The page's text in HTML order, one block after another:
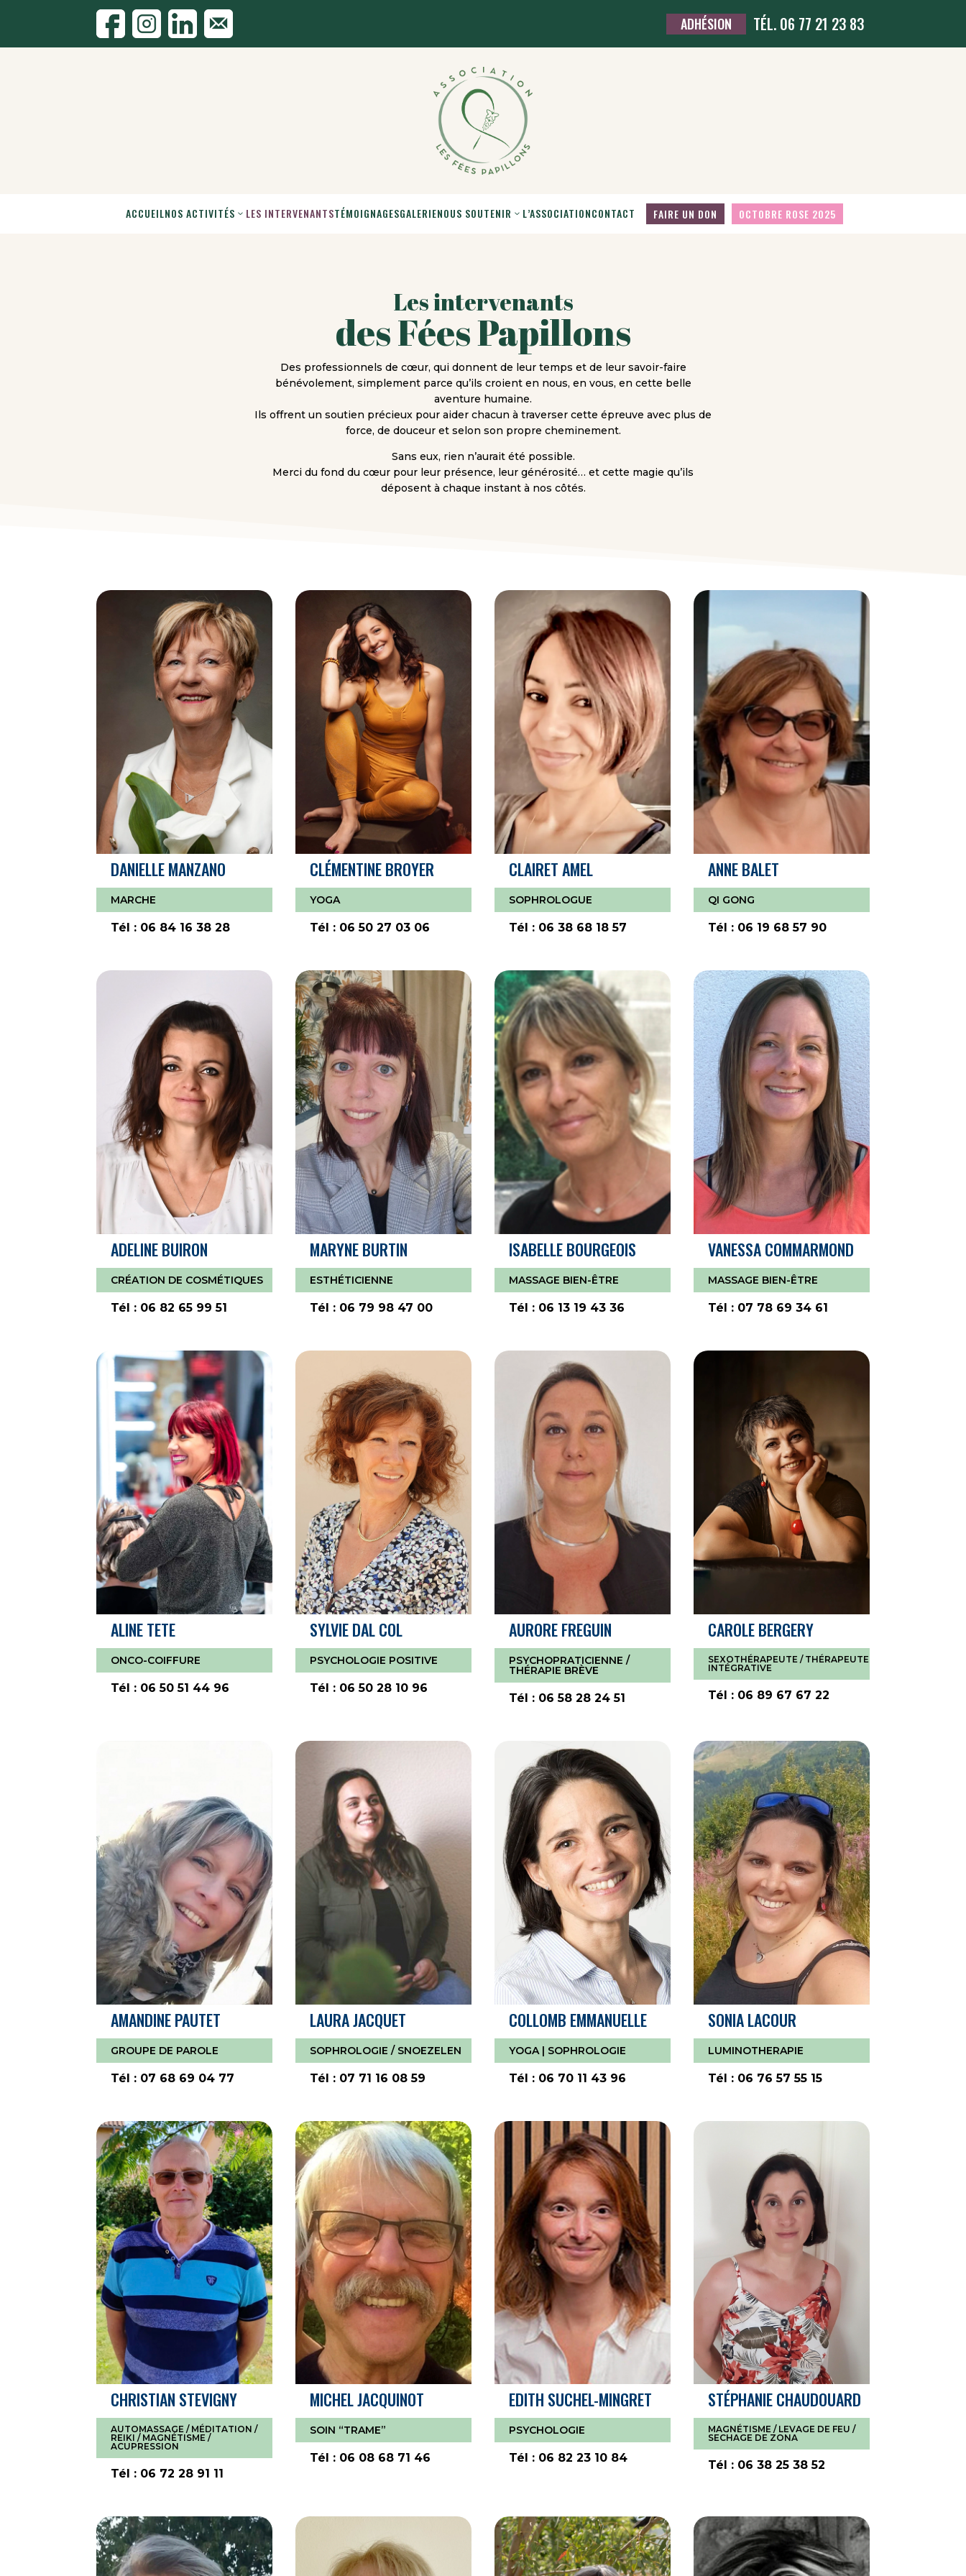
ADHÉSION TÉL. 06 77 21 23 83
ACCUEILNOS ACTIVITÉS LES INTERVENANTSTÉMOIGNAGESGALERIENOUS SOUTENIR L’ASSOCIATIONCONTACT FAIRE UN DON OCTOBRE ROSE 2025
Les intervenants
des Fées Papillons
Des professionnels de cœur, qui donnent de leur temps et de leur savoir-faire
bénévolement, simplement parce qu’ils croient en nous, en vous, en cette belle
aventure humaine.
Ils offrent un soutien précieux pour aider chacun à traverser cette épreuve avec plus de
force, de douceur et selon son propre cheminement.
Sans eux, rien n’aurait été possible.
Merci du fond du cœur pour leur présence, leur générosité… et cette magie qu’ils
déposent à chaque instant à nos côtés.
DANIELLE MANZANO
MARCHE
Tél : 06 84 16 38 28
CLÉMENTINE BROYER
YOGA
Tél : 06 50 27 03 06
CLAIRET AMEL
SOPHROLOGUE
Tél : 06 38 68 18 57
ANNE BALET
QI GONG
Tél : 06 19 68 57 90
ADELINE BUIRON
CRÉATION DE COSMÉTIQUES
Tél : 06 82 65 99 51
MARYNE BURTIN
ESTHÉTICIENNE
Tél : 06 79 98 47 00
ISABELLE BOURGEOIS
MASSAGE BIEN-ÊTRE
Tél : 06 13 19 43 36
VANESSA COMMARMOND
MASSAGE BIEN-ÊTRE
Tél : 07 78 69 34 61
ALINE TETE
ONCO-COIFFURE
Tél : 06 50 51 44 96
SYLVIE DAL COL
PSYCHOLOGIE POSITIVE
Tél : 06 50 28 10 96
AURORE FREGUIN
PSYCHOPRATICIENNE /
THÉRAPIE BRÈVE
Tél : 06 58 28 24 51
CAROLE BERGERY
SEXOTHÉRAPEUTE / THÉRAPEUTE
INTÉGRATIVE
Tél : 06 89 67 67 22
AMANDINE PAUTET
GROUPE DE PAROLE
Tél : 07 68 69 04 77
LAURA JACQUET
SOPHROLOGIE / SNOEZELEN
Tél : 07 71 16 08 59
COLLOMB EMMANUELLE
YOGA | SOPHROLOGIE
Tél : 06 70 11 43 96
SONIA LACOUR
LUMINOTHERAPIE
Tél : 06 76 57 55 15
CHRISTIAN STEVIGNY
AUTOMASSAGE / MÉDITATION /
REIKI / MAGNÉTISME /
ACUPRESSION
Tél : 06 72 28 91 11
MICHEL JACQUINOT
SOIN “TRAME”
Tél : 06 08 68 71 46
EDITH SUCHEL-MINGRET
PSYCHOLOGIE
Tél : 06 82 23 10 84
STÉPHANIE CHAUDOUARD
MAGNÉTISME / LEVAGE DE FEU /
SECHAGE DE ZONA
Tél : 06 38 25 38 52